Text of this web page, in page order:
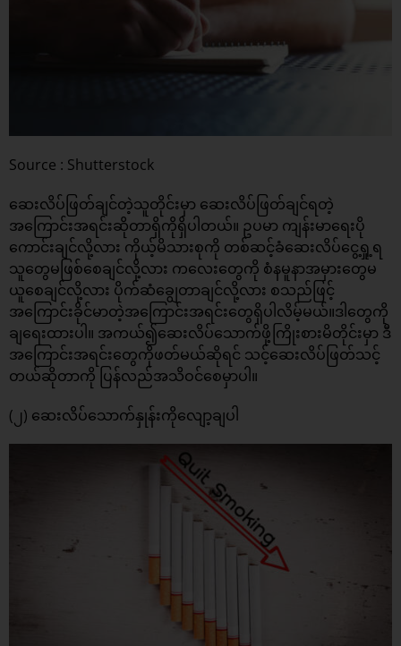
Source : Shutterstock
ဆေးလိပ်ဖြတ်ချင်တဲ့သူတိုင်းမှာ ဆေးလိပ်ဖြတ်ချင်ရတဲ့
အကြောင်းအရင်းဆိုတာရှိကိုရှိပါတယ်။ ဥပမာ ကျန်းမာရေးပို
ကောင်းချင်လို့လား ကိုယ့်မိသားစုကို တစ်ဆင့်ခံဆေးလိပ်ငွေ့ရှု့ရ
သူတွေမဖြစ်စေချင်လို့လား ကလေးတွေကို စံနမူနာအမှားတွေမ
ယူစေချင်လို့လား ပိုက်ဆံချွေတာချင်လို့လား စသည်ဖြင့်
အကြောင်းခိုင်မာတဲ့အကြောင်းအရင်းတွေရှိပါလိမ့်မယ်။ဒါတွေကို
ချရေးထားပါ။ အကယ်၍ဆေးလိပ်သောက်ဖို့ကြိုးစားမိတိုင်းမှာ ဒီ
အကြောင်းအရင်းတွေကိုဖတ်မယ်ဆိုရင် သင့်ဆေးလိပ်ဖြတ်သင့်
တယ်ဆိုတာကို ပြန်လည်အသိဝင်စေမှာပါ။
(၂) ဆေးလိပ်သောက်နှုန်းကိုလျော့ချပါ